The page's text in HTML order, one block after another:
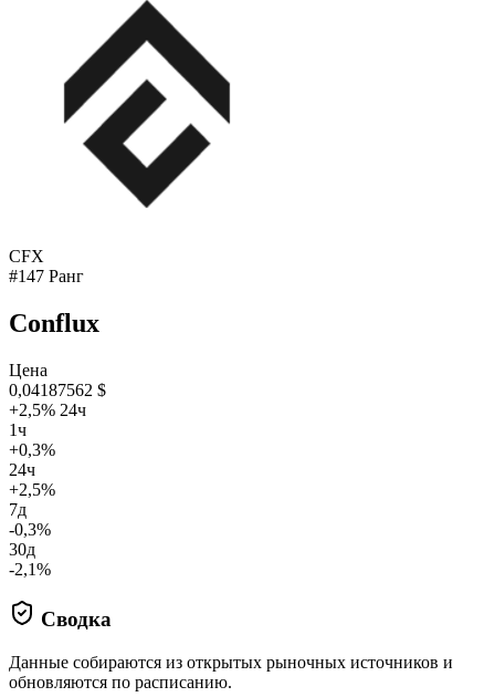
CFX
#147 Ранг
Conflux
Цена
0,04187562 $
+2,5% 24ч
1ч
+0,3%
24ч
+2,5%
7д
-0,3%
30д
-2,1%
Сводка
Данные собираются из открытых рыночных источников и
обновляются по расписанию.